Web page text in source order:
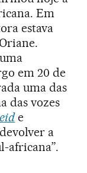
Em
estava
em 20 de
uma das
das vozes
e
a
africana”.